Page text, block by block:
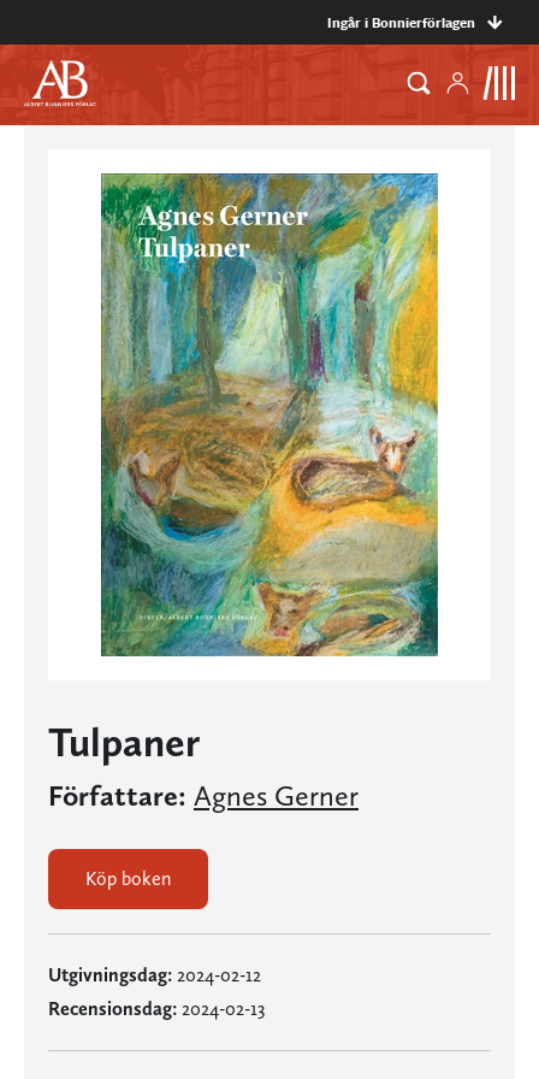
Ingår i Bonnierförlagen
Tulpaner
Författare: Agnes Gerner
Köp boken
Utgivningsdag: 2024-02-12
Recensionsdag: 2024-02-13